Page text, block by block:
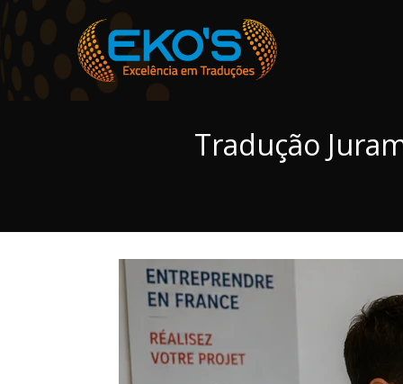
Tradução